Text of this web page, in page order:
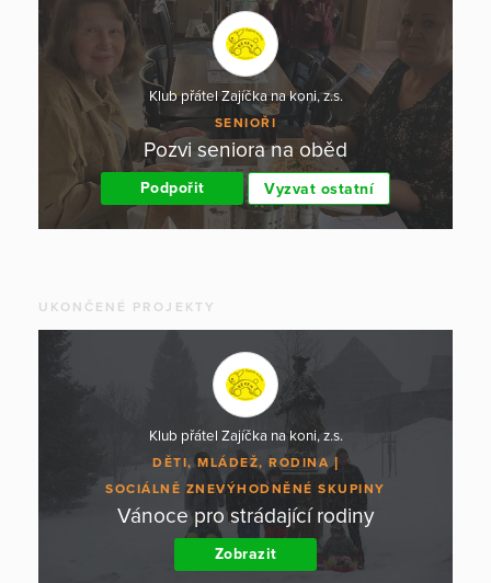
Klub přátel Zajíčka na koni, z.s.
SENIOŘI
Pozvi seniora na oběd
Podpořit Vyzvat ostatní
UKONČENÉ PROJEKTY
Klub přátel Zajíčka na koni, z.s.
DĚTI, MLÁDEŽ, RODINA
SOCIÁLNĚ ZNEVÝHODNĚNÉ SKUPINY
Vánoce pro strádající rodiny
Zobrazit